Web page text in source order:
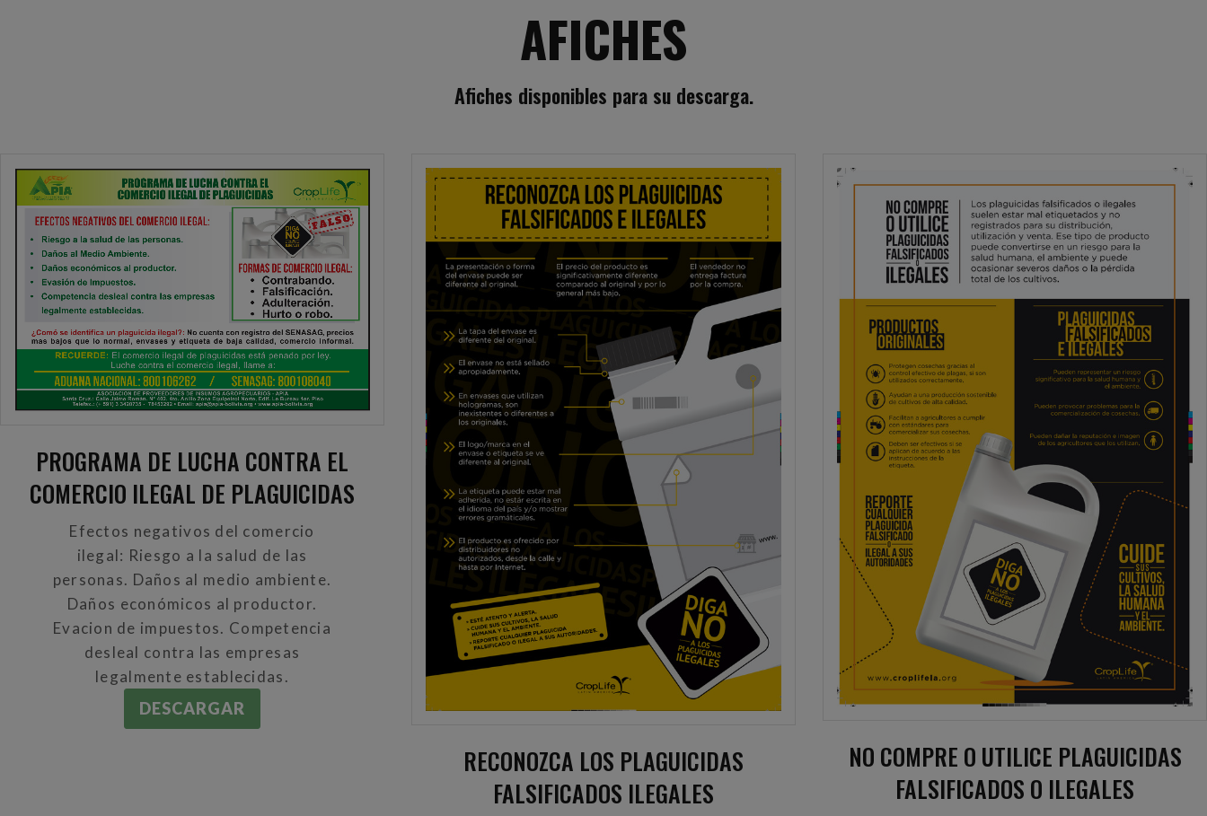
AFICHES
Afiches disponibles para su descarga.
PROGRAMA DE LUCHA CONTRA EL
COMERCIO ILEGAL DE PLAGUICIDAS
Efectos negativos del comercio
ilegal: Riesgo a la salud de las
personas. Daños al medio ambiente.
Daños económicos al productor.
Evacion de impuestos. Competencia
desleal contra las empresas
legalmente establecidas.
DESCARGAR
RECONOZCA LOS PLAGUICIDAS
FALSIFICADOS ILEGALES
NO COMPRE O UTILICE PLAGUICIDAS
FALSIFICADOS O ILEGALES